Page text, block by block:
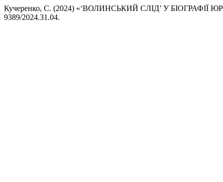
Кучеренко, С. (2024) «‘ВОЛИНСЬКИЙ СЛІД’ У БІОГРАФІЇ
9389/2024.31.04.